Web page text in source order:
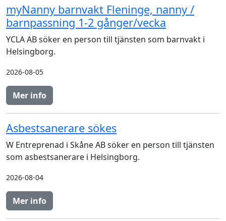
myNanny barnvakt Fleninge, nanny /
barnpassning 1-2 gånger/vecka
YCLA AB söker en person till tjänsten som barnvakt i
Helsingborg.
2026-08-05
Mer info
Asbestsanerare sökes
W Entreprenad i Skåne AB söker en person till tjänsten
som asbestsanerare i Helsingborg.
2026-08-04
Mer info